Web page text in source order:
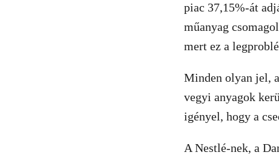
piac 37,15%-át
műanyag
mert ez a
Minden olyan jel,
vegyi anyagok
igényel, hogy a
A Nestlé-nek, a